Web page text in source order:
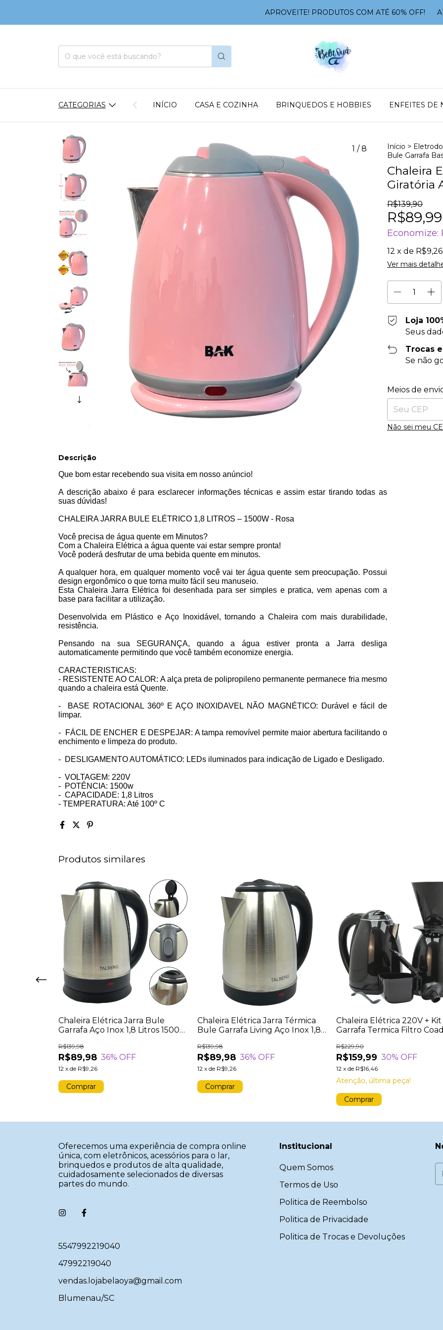
APROVEITE! PRODUTOS COM ATÉ 60% OFF!
CATEGORIAS INÍCIO CASA E COZINHA BRINQUEDOS E HOBBIES ENFEITES DE
1 /8 Início >
Bule Garrafa
Chaleira
Giratória
R$139,90
R$89,99
Economize:
12 x de R$9,26
Ver mais
Loja
Seus
Trocas
Se não
Entregas para o
Meios de
Não sei meu
Descrição
Que bom estar recebendo sua visita em nosso anúncio!
A descrição abaixo é para esclarecer informações técnicas e assim estar tirando todas as
suas dúvidas!
CHALEIRA JARRA BULE ELÉTRICO 1,8 LITROS – 1500W - Rosa
Você precisa de água quente em Minutos?
Com a Chaleira Elétrica a água quente vai estar sempre pronta!
Você poderá desfrutar de uma bebida quente em minutos.
A qualquer hora, em qualquer momento você vai ter água quente sem preocupação. Possui
design ergonômico o que torna muito fácil seu manuseio.
Esta Chaleira Jarra Elétrica foi desenhada para ser simples e pratica, vem apenas com a
base para facilitar a utilização.
Desenvolvida em Plástico e Aço Inoxidável, tornando a Chaleira com mais durabilidade,
resistência.
Pensando na sua SEGURANÇA, quando a água estiver pronta a Jarra desliga
automaticamente permitindo que você também economize energia.
CARACTERISTICAS:
- RESISTENTE AO CALOR: A alça preta de polipropileno permanente permanece fria mesmo
quando a chaleira está Quente.
-
BASE ROTACIONAL 360º E AÇO INOXIDAVEL NÃO MAGNÉTICO: Durável e fácil de
limpar.
-
FÁCIL DE ENCHER E DESPEJAR: A tampa removível permite maior abertura facilitando o
enchimento e limpeza do produto.
- DESLIGAMENTO AUTOMÁTICO: LEDs iluminados para indicação de Ligado e Desligado.
- VOLTAGEM: 220V
- POTÊNCIA: 1500w
- CAPACIDADE: 1,8 Litros
- TEMPERATURA: Até 100º C
Produtos similares
Chaleira Elétrica Jarra Bule
Garrafa Aço Inox 1,8 Litros 1500W
Automático
R$89,98
R$139,98
36% OFF
12 x de R$9,26
Chaleira Elétrica Jarra Térmica
Bule Garrafa Living Aço Inox 1,8
Automatico 127V (110V)
R$89,98
R$139,98
36% OFF
12 x de R$9,26
Chaleira Elétrica 220V + Kit
Garrafa Termica Filtro
R$159,99
R$229,90
30% OFF
12 x de R$16,46
Atenção, última peça!
Oferecemos uma experiência de compra online
única, com eletrônicos, acessórios para o lar,
brinquedos e produtos de alta qualidade,
cuidadosamente selecionados de diversas
partes do mundo.
5547992219040
47992219040
vendas.lojabelaoya@gmail.com
Blumenau/SC
Institucional
Quem Somos
Termos de Uso
Politica de Reembolso
Politica de Privacidade
Politica de Trocas e Devoluções